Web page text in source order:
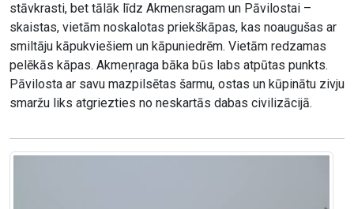
stāvkrasti, bet tālāk līdz Akmensragam un Pāvilostai –
skaistas, vietām noskalotas priekškāpas, kas noaugušas ar
smiltāju kāpukviešiem un kāpuniedrēm. Vietām redzamas
pelēkās kāpas. Akmeņraga bāka būs labs atpūtas punkts.
Pāvilosta ar savu mazpilsētas šarmu, ostas un kūpinātu zivju
smaržu liks atgriezties no neskartās dabas civilizācijā.